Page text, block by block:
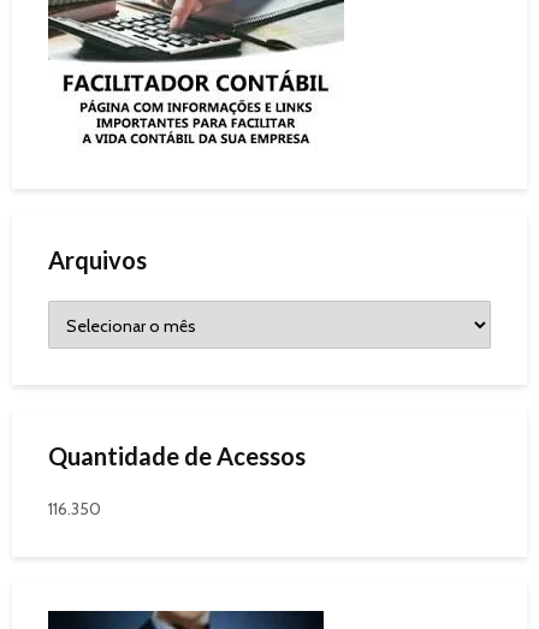
Arquivos
Quantidade de Acessos
116.350